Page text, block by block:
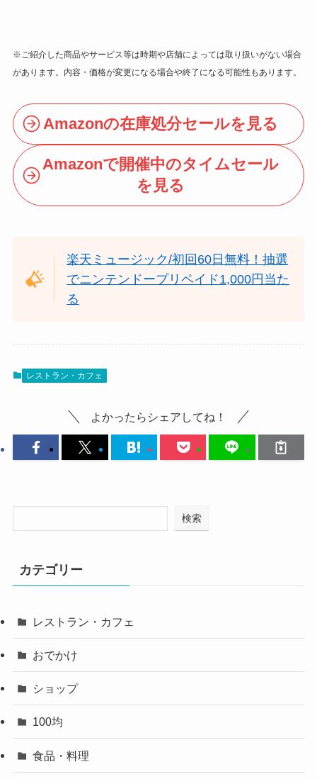
※ご紹介した商品やサービス等は時期や店舗によっては取り扱いがない場合
があります。内容・価格が変更になる場合や終了になる可能性もあります。
Amazonの在庫処分セールを見る
Amazonで開催中のタイムセール
を見る
楽天ミュージック/初回60日無料！抽選
でニンテンドープリペイド1,000円当た
る
レストラン・カフェ
よかったらシェアしてね！
検索
カテゴリー
レストラン・カフェ
おでかけ
ショップ
100均
食品・料理